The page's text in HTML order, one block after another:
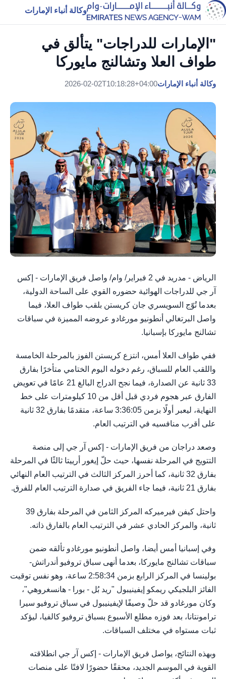
وكالة أنباء الإمارات
"الإمارات للدراجات" يتألق في
طواف العلا وتشالنج مايوركا
وكالة أنباء الإمارات2026-02-02T10:18:28+04:00
الرياض - مدريد في 2 فبراير/ وام/ واصل فريق الإمارات - إكس
آر جي للدراجات الهوائية حضوره القوي على الساحة الدولية،
بعدما تُوّج السويسري جان كريستن بلقب طواف العلا، فيما
واصل البرتغالي أنطونيو مورغادو عروضه المميزة في سباقات
تشالنج مايوركا بإسبانيا.
ففي طواف العلا أمس، انتزع كريستن الفوز بالمرحلة الخامسة
واللقب العام للسباق، رغم دخوله اليوم الختامي متأخرًا بفارق
33 ثانية عن الصدارة، فيما نجح الدراج البالغ 21 عامًا في تعويض
الفارق عبر هجوم فردي قبل أقل من 10 كيلومترات على خط
النهاية، ليعبر أولًا بزمن 3:36:05 ساعة، متقدمًا بفارق 32 ثانية
على أقرب منافسيه في الترتيب العام.
وصعد دراجان من فريق الإمارات - إكس آر جي إلى منصة
التتويج في المرحلة نفسها، حيث حلّ إيغور أرييتا ثالثًا في المرحلة
بفارق 32 ثانية، كما أحرز المركز الثالث في الترتيب العام النهائي
بفارق 21 ثانية، فيما جاء الفريق في صدارة الترتيب العام للفرق.
واحتل كيفن فيرميركه المركز الثامن في المرحلة بفارق 39
ثانية، والمركز الحادي عشر في الترتيب العام بالفارق ذاته.
وفي إسبانيا أمس أيضا، واصل أنطونيو مورغادو تألقه ضمن
سباقات تشالنج مايوركا، بعدما أنهى سباق تروفيو أندراتش-
بولينسا في المركز الرابع بزمن 2:58:34 ساعة، وهو نفس توقيت
الفائز البلجيكي ريمكو إيفينيبول "ريد بُل - بورا - هانسغروهي"،
وكان مورغادو قد حلّ وصيفًا لإيفينيبول في سباق تروفيو سيرا
ترامونتانا، بعد فوزه مطلع الأسبوع بسباق تروفيو كالفيا، ليؤكد
ثبات مستواه في مختلف السباقات.
وبهذه النتائج، يواصل فريق الإمارات - إكس آر جي انطلاقته
القوية في الموسم الجديد، محققًا حضورًا لافتًا على منصات